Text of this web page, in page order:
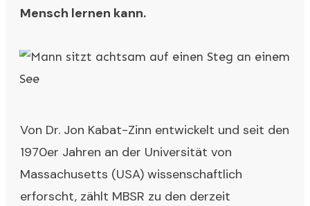
Mensch lernen kann.
Von Dr. Jon Kabat-Zinn entwickelt und seit den
1970er Jahren an der Universität von
Massachusetts (USA) wissenschaftlich
erforscht, zählt MBSR zu den derzeit